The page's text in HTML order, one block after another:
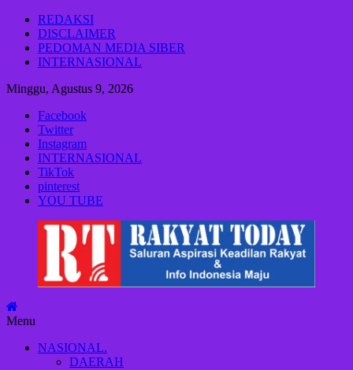
Lompat
konten
REDAKSI
DISCLAIMER
PEDOMAN MEDIA SIBER
INTERNASIONAL
Minggu, Agustus 9, 2026
Facebook
Twitter
Instagram
INTERNASIONAL
TikTok
pinterest
YOU TUBE
Saluran
aspirasi
keadilan
Menu
NASIONAL.
DAERAH